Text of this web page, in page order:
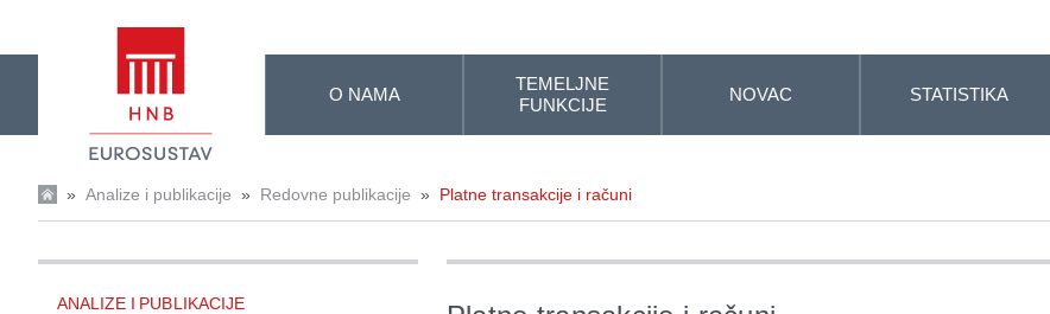
O NAMA
TEMELJNE
FUNKCIJE
NOVAC STATISTIKA
» Analize i publikacije » Redovne publikacije » Platne transakcije i računi
ANALIZE I PUBLIKACIJE